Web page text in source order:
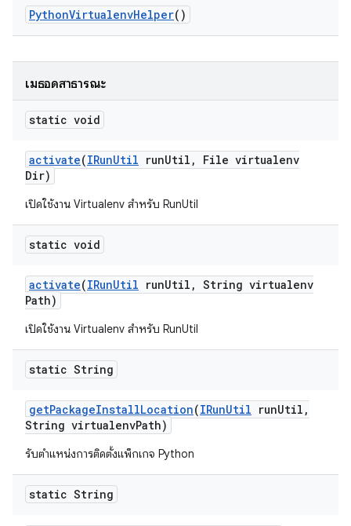
PythonVirtualenvHelper()
เมธอดสาธารณะ
static void
activate(IRunUtil runUtil ,
File virtualenv
Dir)
เปิดใช้งาน Virtualenv สำหรับ RunUtil
static void
activate(IRunUtil runUtil , String virtualenv
Path)
เปิดใช้งาน Virtualenv สำหรับ RunUtil
static String
getPackageInstallLocation(IRunUtil runUtil ,
String virtualenvPath)
รับตำแหน่งการติดตั้งแพ็กเกจ Python
static String